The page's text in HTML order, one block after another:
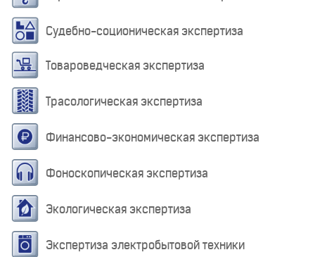
Судебно-соционическая экспертиза
Товароведческая экспертиза
Трасологическая экспертиза
Финансово-экономическая экспертиза
Фоноскопическая экспертиза
Экологическая экспертиза
Экспертиза электробытовой техники